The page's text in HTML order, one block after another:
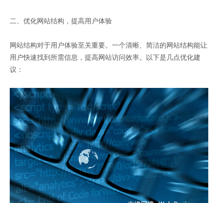
二、优化网站结构，提高用户体验
网站结构对于用户体验至关重要。一个清晰、简洁的网站结构能让
用户快速找到所需信息，提高网站访问效率。以下是几点优化建
议：